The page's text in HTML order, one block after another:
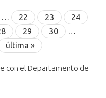
… 22 23
24
29 30
…
última »
con el Departamento de